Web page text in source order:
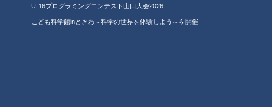
U-16プログラミングコンテスト山口大会2026
こども科学館inときわ～科学の世界を体験しよう～を開催